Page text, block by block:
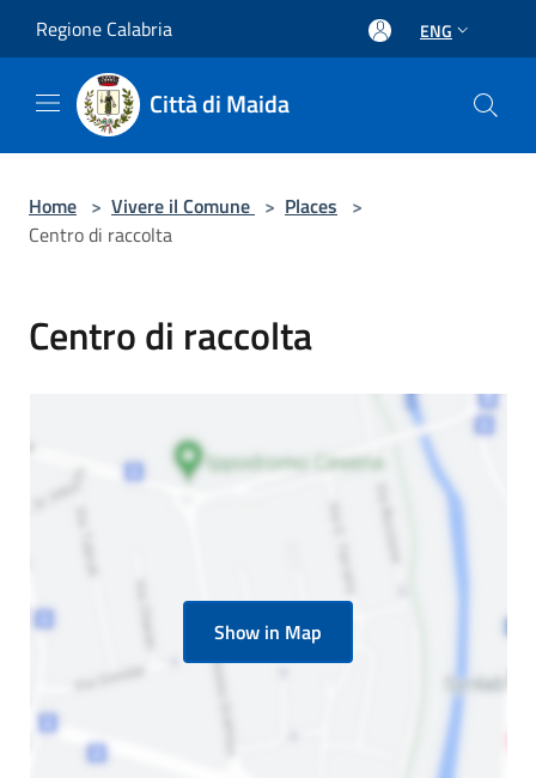
Regione Calabria ENG
Città di Maida
Home > Vivere il Comune > Places >
Centro di raccolta
Centro di raccolta
Show in Map